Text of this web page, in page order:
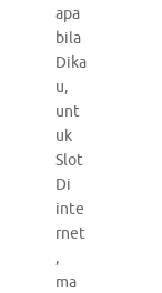
apa
bila
Dika
u,
unt
uk
Slot
Di
inte
rnet
,
ma